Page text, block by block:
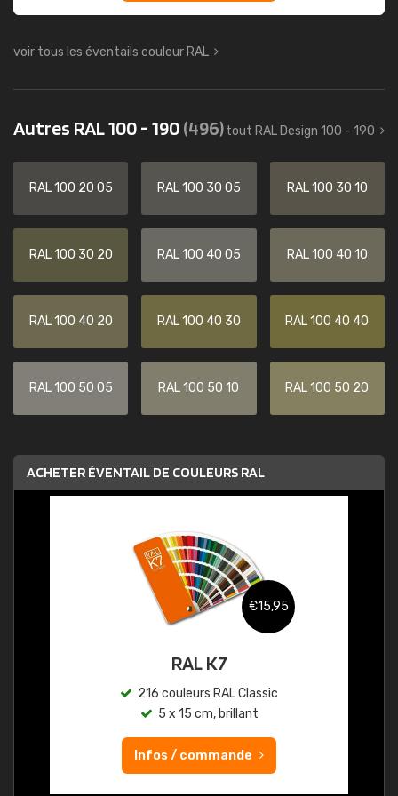
voir tous les éventails couleur RAL
Autres RAL 100 - 190(496)tout RAL Design 100 - 190
RAL 100 20 05 RAL 100 30 05 RAL 100 30 10
RAL 100 30 20 RAL 100 40 05 RAL 100 40 10
RAL 100 40 20 RAL 100 40 30 RAL 100 40 40
RAL 100 50 05 RAL 100 50 10 RAL 100 50 20
ACHETER ÉVENTAIL DE COULEURS RAL
€15,95
RAL K7
216 couleurs RAL Classic
5 x 15 cm, brillant
Infos / commande